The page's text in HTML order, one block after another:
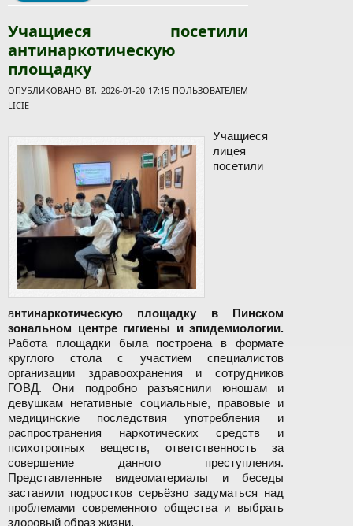
Учащиеся посетили
антинаркотическую
площадку
ОПУБЛИКОВАНО ВТ, 2026-01-20 17:15 ПОЛЬЗОВАТЕЛЕМ
LICIE
Учащиеся
лицея
посетили
антинаркотическую площадку в Пинском
зональном центре гигиены и эпидемиологии.
Работа площадки была построена в формате
круглого стола с участием специалистов
организации здравоохранения и сотрудников
ГОВД. Они подробно разъяснили юношам и
девушкам негативные социальные, правовые и
медицинские последствия употребления и
распространения наркотических средств и
психотропных веществ, ответственность за
совершение данного преступления.
Представленные видеоматериалы и беседы
заставили подростков серьёзно задуматься над
проблемами современного общества и выбрать
здоровый образ жизни.